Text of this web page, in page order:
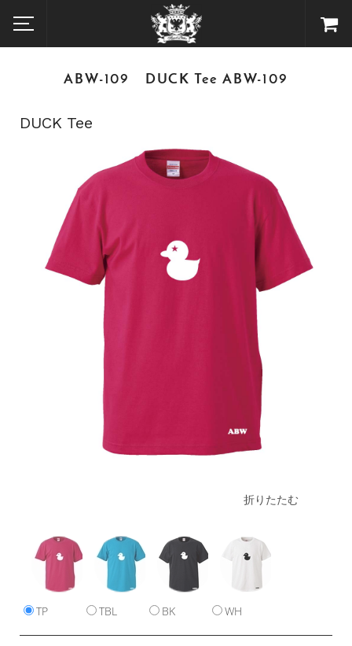
ABW-109 DUCK Tee ABW-109
DUCK Tee
折りたたむ
TP TBL BK WH